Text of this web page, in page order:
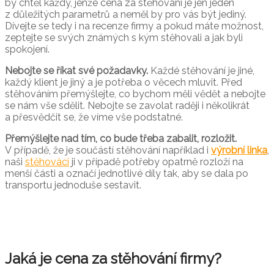
by chtěl každý, jenže cena za stěhování je jen jeden
z důležitých parametrů a neměl by pro vás být jediný.
Dívejte se tedy i na recenze firmy a pokud máte možnost,
zeptejte se svých známých s kým stěhovali a jak byli
spokojení.
Nebojte se říkat své požadavky. Každé stěhování je jiné,
každý klient je jiný a je potřeba o věcech mluvit. Před
stěhováním přemýšlejte, co bychom měli vědět a nebojte
se nám vše sdělit. Nebojte se zavolat raději i několikrát
a přesvědčit se, že víme vše podstatné.
Přemýšlejte nad tím, co bude třeba zabalit, rozložit.
V případě, že je součástí stěhování například i výrobní linka,
naši stěhováci ji v případě potřeby opatrně rozloží na
menší části a označí jednotlivé díly tak, aby se dala po
transportu jednoduše sestavit.
Jaká je cena za stěhování firmy?